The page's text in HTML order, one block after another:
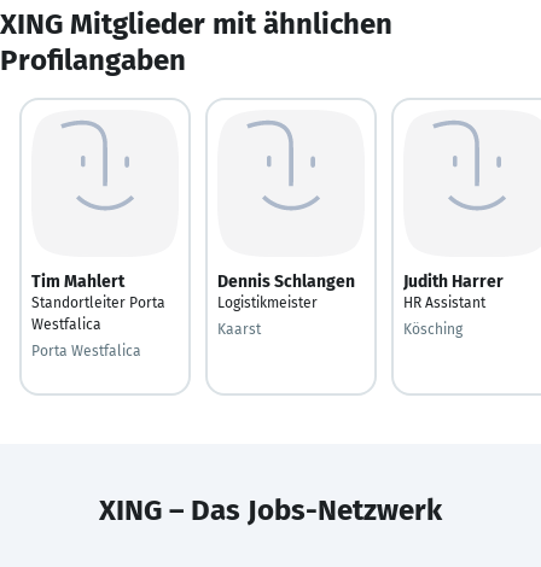
XING Mitglieder mit ähnlichen
Profilangaben
Tim Mahlert
Standortleiter Porta
Westfalica
Porta Westfalica
Dennis Schlangen
Logistikmeister
Kaarst
Judith Harrer
HR Assistant
Kösching
XING – Das Jobs-Netzwerk